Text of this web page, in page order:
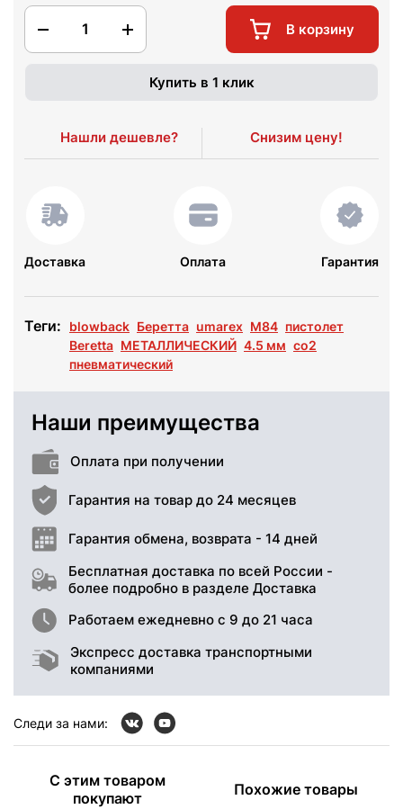
1 В корзину
Купить в 1 клик
Нашли дешевле? Снизим цену!
Доставка Оплата Гарантия
Теги: blowback Беретта umarex M84 пистолет
Beretta МЕТАЛЛИЧЕСКИЙ 4.5 мм co2
пневматический
Наши преимущества
Оплата при получении
Гарантия на товар до 24 месяцев
Гарантия обмена, возврата - 14 дней
Бесплатная доставка по всей России -
более подробно в разделе Доставка
Работаем ежедневно с 9 до 21 часа
Экспресс доставка транспортными
компаниями
Следи за нами:
С этим товаром
покупают
Похожие товары